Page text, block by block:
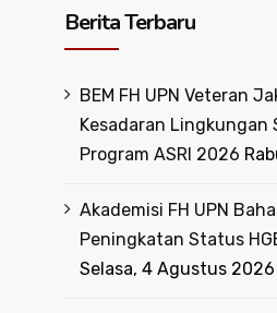
Berita Terbaru
BEM FH UPN Veteran
Kesadaran Lingkungan
Program ASRI 2026
Akademisi FH UPN
Peningkatan Status
Selasa, 4 Agustus 2026